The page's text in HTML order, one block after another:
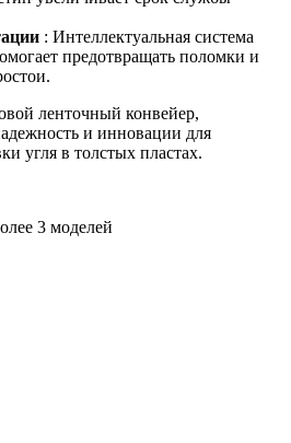
: Интеллектуальная система
предотвращать поломки и
ленточный конвейер,
и инновации для
угля в толстых пластах.
3 моделей